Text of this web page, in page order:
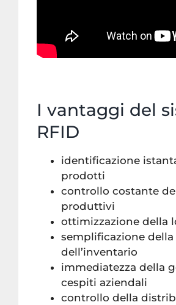
I vantaggi del
RFID
identificazione
prodotti
controllo costante
produttivi
ottimizzazione della
semplificazione
dell’inventario
immediatezza della
cespiti aziendali
controllo della